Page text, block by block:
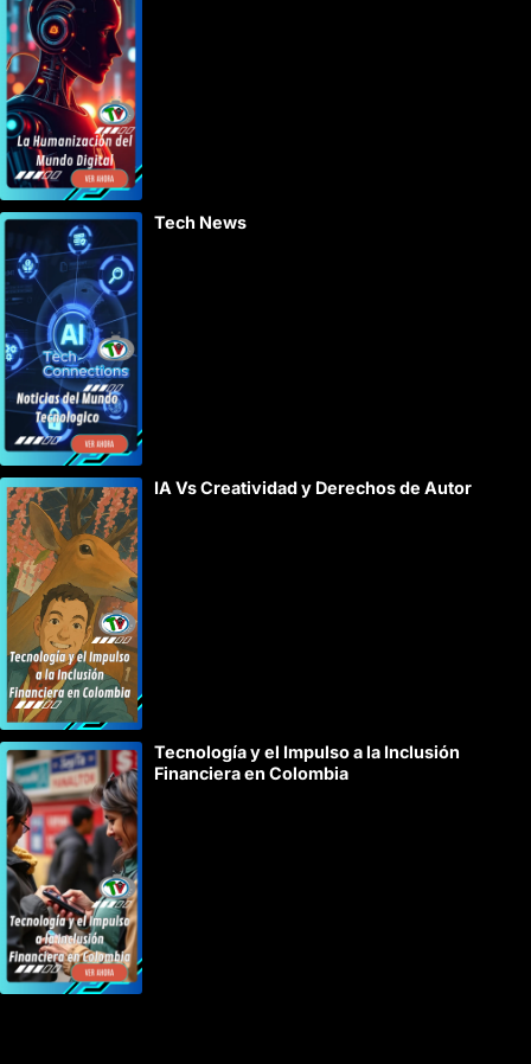
Tech News
IA Vs Creatividad y Derechos de Autor
Tecnología y el Impulso a la Inclusión
Financiera en Colombia